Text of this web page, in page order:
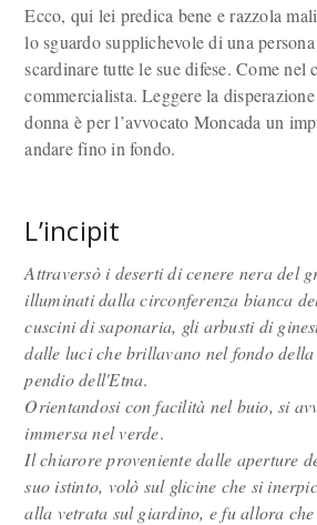
Ecco, qui lei predica bene e razzola
lo sguardo supplichevole di una
scardinare tutte le sue difese. Come nel
commercialista. Leggere la
donna è per l’avvocato Moncada un
andare fino in fondo.
L’incipit
Attraversò i deserti di cenere nera del
illuminati dalla circonferenza bianca
cuscini di saponaria, gli arbusti di
dalle luci che brillavano nel fondo
pendio dell'Etna.
Orientandosi con facilità nel buio, si
immersa nel verde.
Il chiarore proveniente dalle aperture
suo istinto, volò sul glicine che si
alla vetrata sul giardino, e fu allora